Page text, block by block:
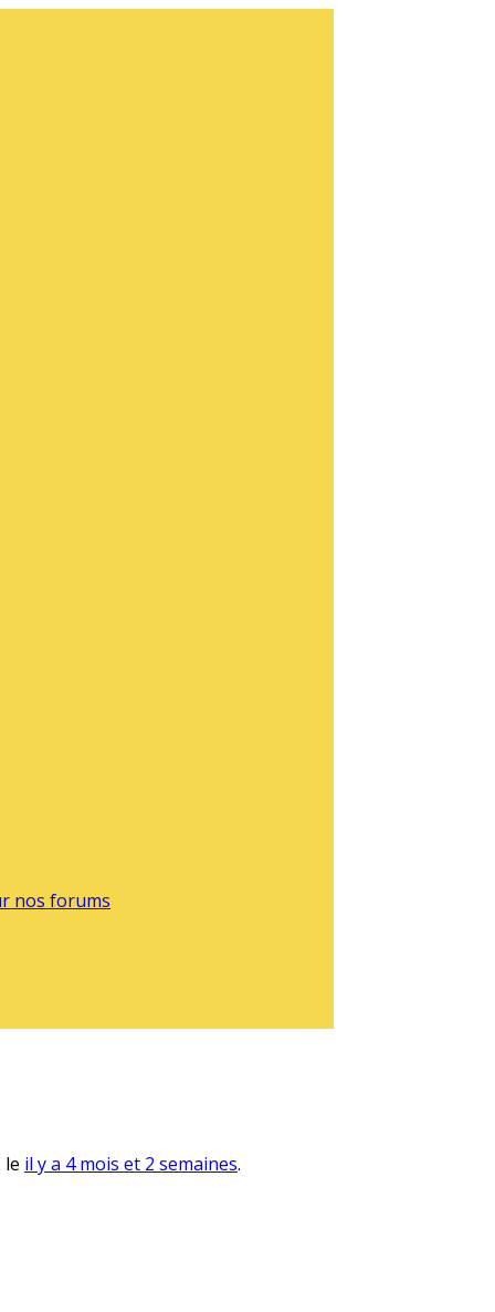
nos forums
le il y a 4 mois et 2 semaines.